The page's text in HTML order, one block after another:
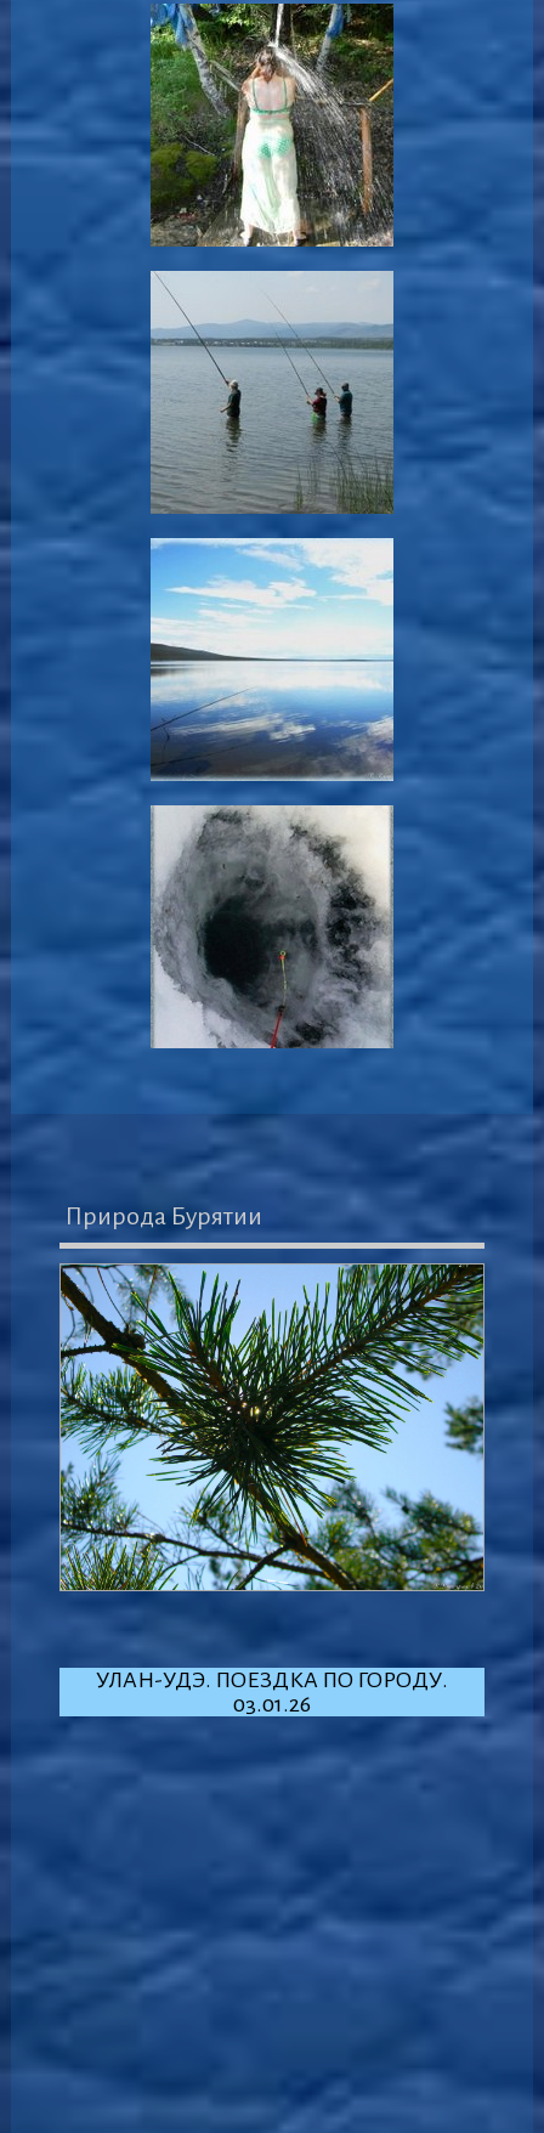
Природа Бурятии
УЛАН-УДЭ. ПОЕЗДКА ПО ГОРОДУ.
03.01.26